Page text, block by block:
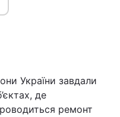
України завдали
де
ремонт